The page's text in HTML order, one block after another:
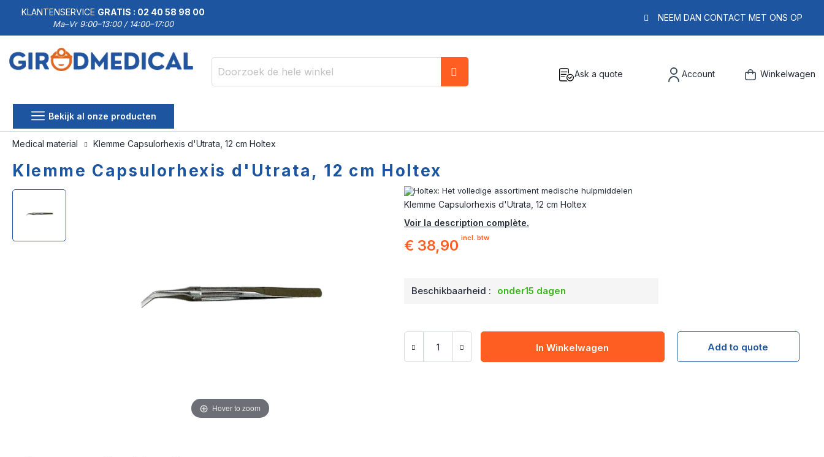
KLANTENSERVICE GRATIS : 02 40 58 98 00
Ma–Vr 9:00–13:00 / 14:00–17:00
NEEM DAN CONTACT MET ONS OP
Ask a quote Account Winkelwagen
Bekijk al onze producten
Medical material Klemme Capsulorhexis d'Utrata, 12 cm Holtex
Klemme Capsulorhexis d'Utrata, 12 cm Holtex
Klemme Capsulorhexis d'Utrata, 12 cm Holtex
Voir la description complète.
€ 38,90 incl. btw
Beschikbaarheid : onder15 dagen
In Winkelwagen Add to quote
Ga
van
Ga
van
Hover to zoom